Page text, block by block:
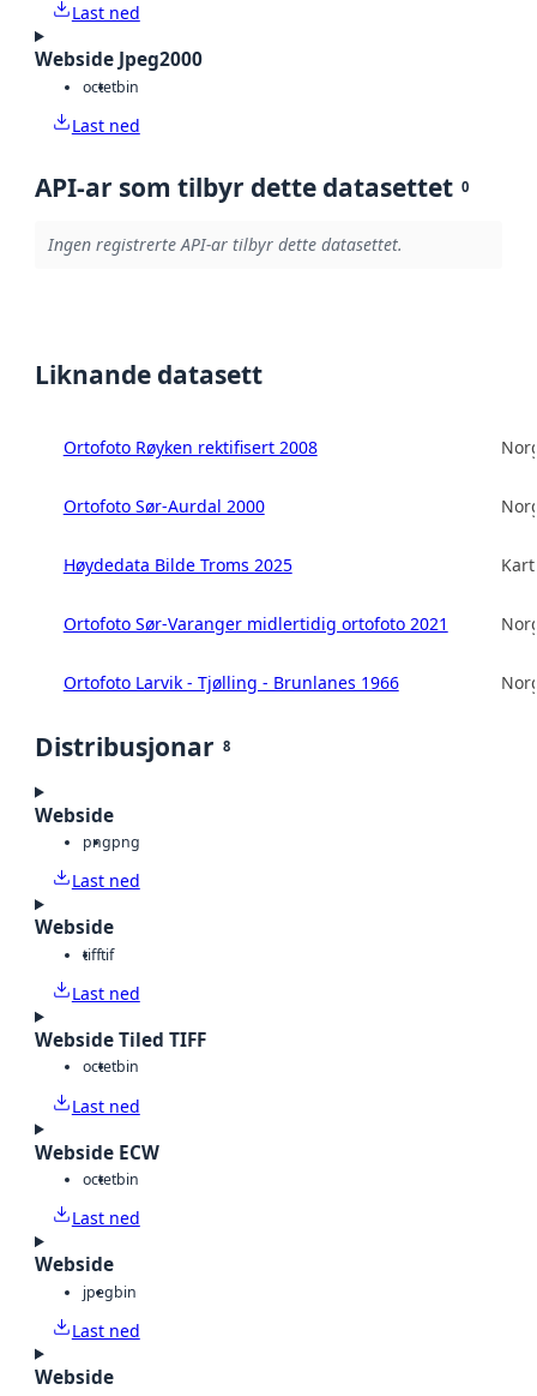
Last ned
Webside Jpeg2000
octetbin
Last ned
API-ar som tilbyr dette datasettet 0
Ingen registrerte API-ar tilbyr dette datasettet.
Liknande datasett
Ortofoto Røyken rektifisert 2008
Ortofoto Sør-Aurdal 2000
Høydedata Bilde Troms 2025
Ortofoto Sør-Varanger midlertidig ortofoto 2021
Ortofoto Larvik - Tjølling - Brunlanes 1966
Distribusjonar 8
Webside
pngpng
Last ned
Webside
tifftif
Last ned
Webside Tiled TIFF
octetbin
Last ned
Webside ECW
octetbin
Last ned
Webside
jpegbin
Last ned
Webside